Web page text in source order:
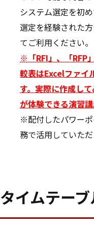
システム選定を初
選定を経験された
てご利用ください。
※ 「RFI」、「
較表はExcelファイ
す。実際に作成し
が体験できる演習講
※配付したパワー
務で活用していただ
タイムテー